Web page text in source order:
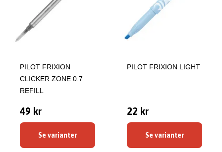
PILOT FRIXION
CLICKER ZONE 0.7
REFILL
49 kr
Se varianter
PILOT FRIXION LIGHT
22 kr
Se varianter